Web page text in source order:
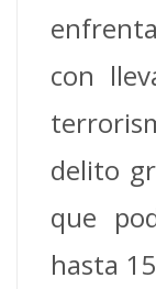
con
delito
que
hasta